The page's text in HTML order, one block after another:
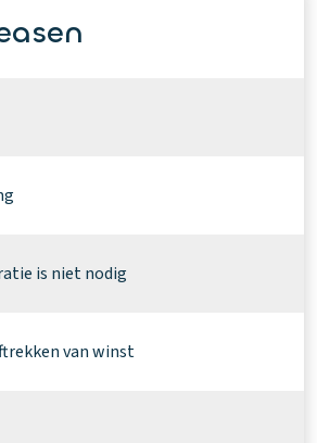
is niet nodig
van winst